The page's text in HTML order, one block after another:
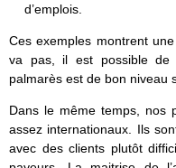
d’emplois.
Ces exemples montrent
va pas, il est possible
palmarès est de bon niveau
Dans le même temps, nos
assez internationaux. Ils
avec des clients plutôt